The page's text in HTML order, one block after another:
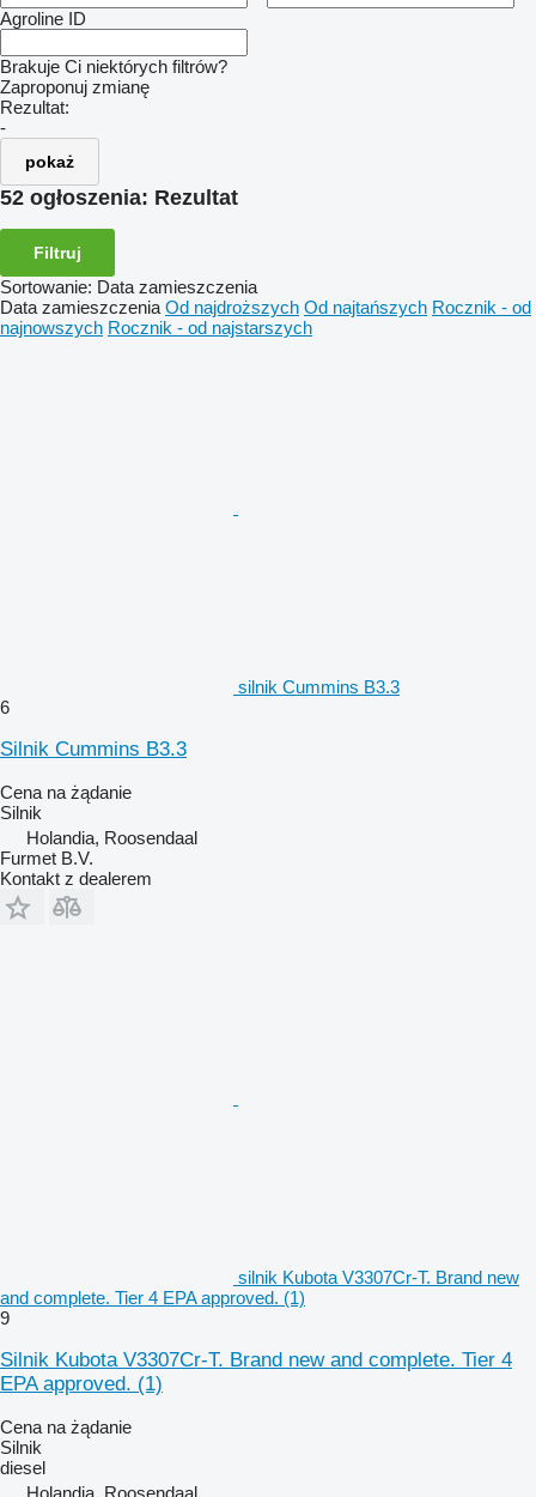
Agroline ID
Brakuje Ci niektórych filtrów?
Zaproponuj zmianę
Rezultat:
-
pokaż
52 ogłoszenia: Rezultat
Filtruj
Sortowanie: Data zamieszczenia
Data zamieszczenia Od najdroższych Od najtańszych Rocznik - od
najnowszych Rocznik - od najstarszych
silnik Cummins B3.3
6
Silnik Cummins B3.3
Cena na żądanie
Silnik
Holandia, Roosendaal
Furmet B.V.
Kontakt z dealerem
silnik Kubota V3307Cr-T. Brand new
and complete. Tier 4 EPA approved. (1)
9
Silnik Kubota V3307Cr-T. Brand new and complete. Tier 4
EPA approved. (1)
Cena na żądanie
Silnik
diesel
Holandia, Roosendaal